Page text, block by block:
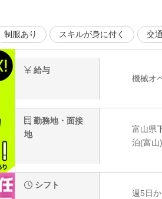
制服あり スキルが身に付く 交
給与
機械オ
勤務地・面接
地
富山県
泊(富山
シフト
週5日